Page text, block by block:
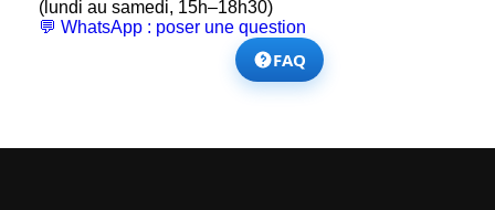
(lundi au samedi, 15h–18h30)
💬 WhatsApp : poser une question
FAQ